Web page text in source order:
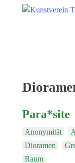
Förderer
Jahresgaben
Mitglied
Para*site
Anonymität
Dioramen
Raum